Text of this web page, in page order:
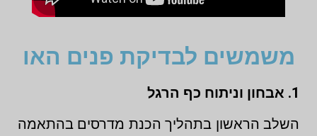
משמשים לבדיקת פנים האו
1. אבחון וניתוח כף הרגל
השלב הראשון בתהליך הכנת מדרסים בהתאמה